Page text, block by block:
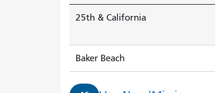
25th & California
Baker Beach